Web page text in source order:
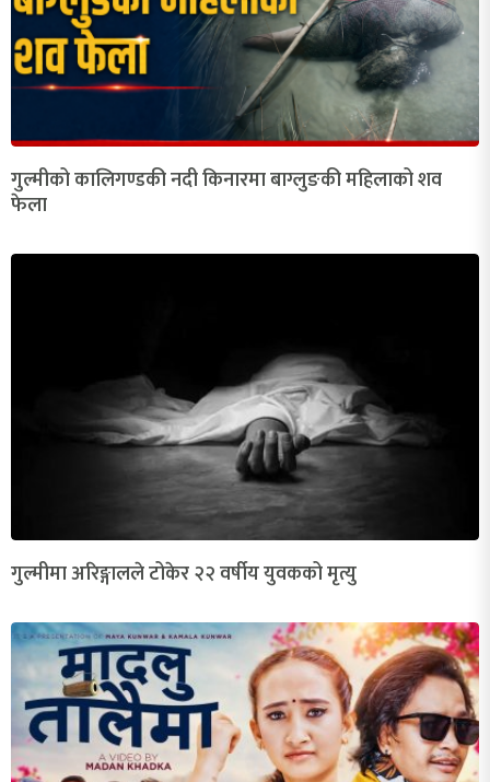
गुल्मीको कालिगण्डकी नदी किनारमा बाग्लुङकी महिलाको शव
फेला
गुल्मीमा अरिङ्गालले टोकेर २२ वर्षीय युवकको मृत्यु